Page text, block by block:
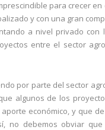
para crecer en
y con una gran
a nivel privado con
entre el sector
por parte del sector
algunos de los
económico, y que
no debemos obviar